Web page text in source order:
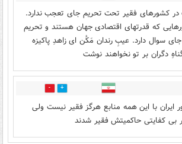
در کشورهای فقیر تحت تحریم جای تعجب ندارد.
که قدرتهای اقتصادی جهان هستند و تحریم
سوال دارد. عیبِ رندان مَکُن ای زاهدِ پاکیزه
دگران بر تو نخواهند نوشت
1
با این همه منابع هرگز فقیر نیست ولی
بی کفایتی حاکمیتش فقیر شدند